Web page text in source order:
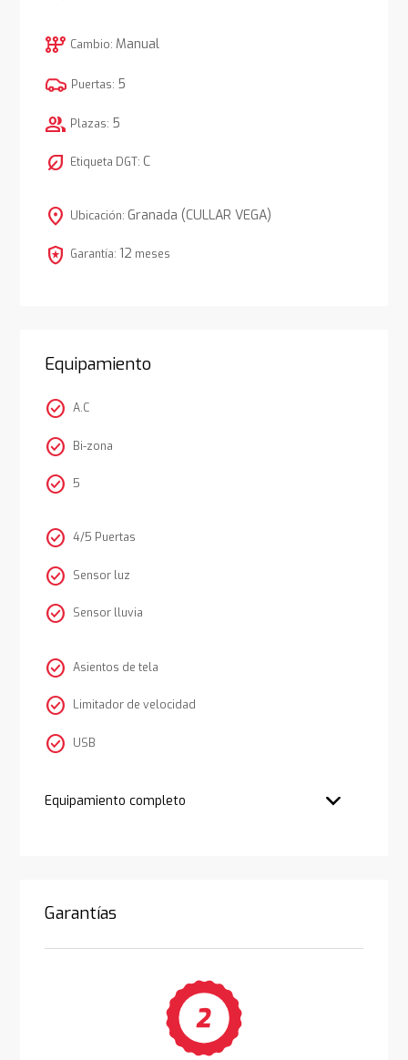
auto_transmission Cambio: Manual
Puertas: 5
group Plazas: 5
nest_eco_leaf Etiqueta DGT: C
location_on Ubicación: Granada (CULLAR VEGA)
local_police Garantía: 12 meses
Equipamiento
check_circle A.C
check_circle Bi-zona
check_circle 5
check_circle 4/5 Puertas
check_circle Sensor luz
check_circle Sensor lluvia
check_circle Asientos de tela
check_circle Limitador de velocidad
check_circle USB
Equipamiento completo
Garantías